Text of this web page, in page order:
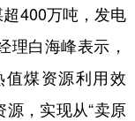
400万吨，发电
理白海峰表示，
煤资源利用效
，实现从“卖原